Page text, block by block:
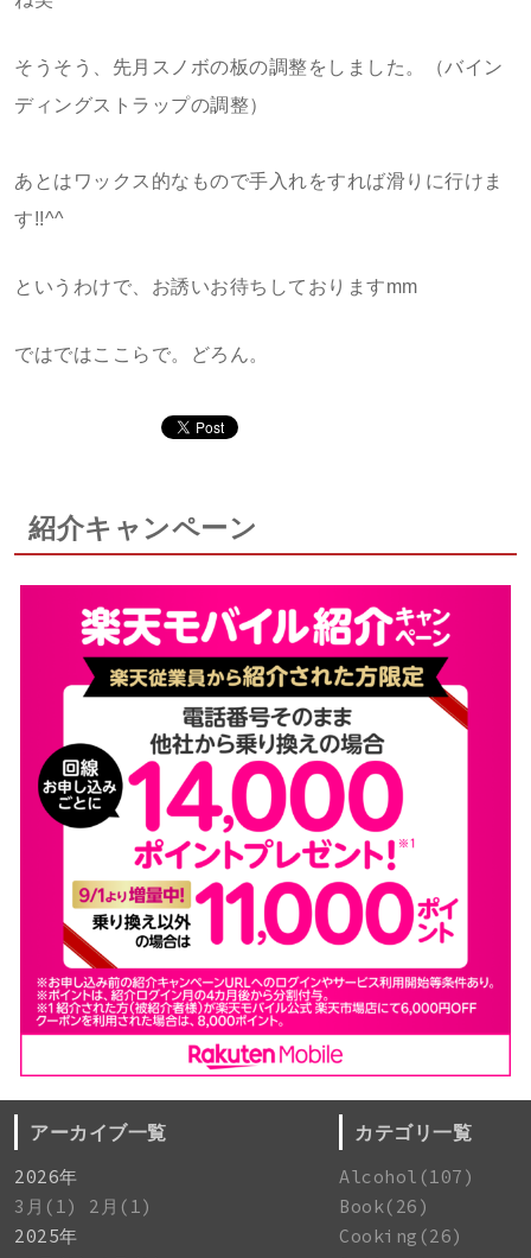
そうそう、先月スノボの板の調整をしました。（バイン
ディングストラップの調整）
あとはワックス的なもので手入れをすれば滑りに行けま
す!!^^
というわけで、お誘いお待ちしておりますmm
ではではここらで。どろん。
紹介キャンペーン
アーカイブ一覧
2026年
3月(1)
2月(1)
2025年
カテゴリ一覧
Alcohol(107)
Book(26)
Cooking(26)